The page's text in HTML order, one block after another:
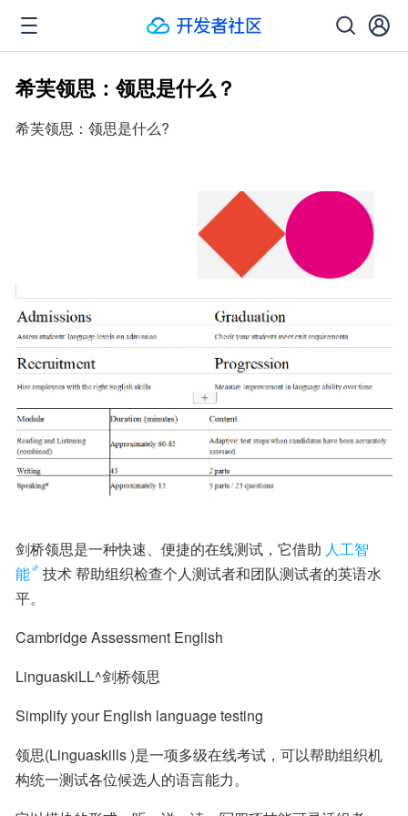
希芙领思：领思是什么？
希芙领思：领思是什么?
剑桥领思是一种快速、便捷的在线测试，它借助 人工智
能
技术 帮助组织检查个人测试者和团队测试者的英语水
平。
Cambridge Assessment English
LinguaskiLL^剑桥领思
Simplify your English language testing
领思(Linguaskills )是一项多级在线考试，可以帮助组织机
构统一测试各位候选人的语言能力。